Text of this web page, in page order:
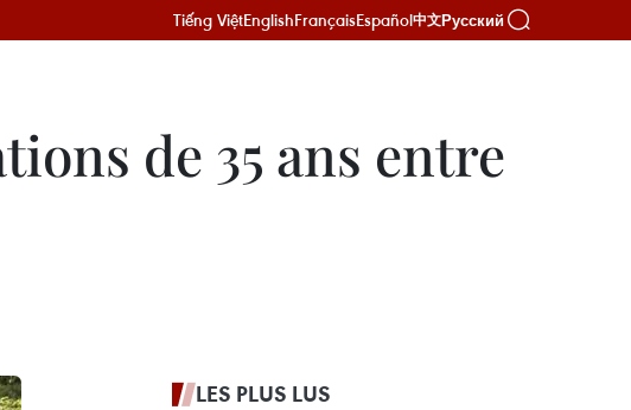
Tiếng ViệtEnglishFrançaisEspañol中文Русский
de 35 ans entre
LES PLUS LUS